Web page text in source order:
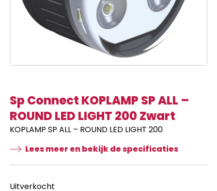
Sp Connect KOPLAMP SP ALL –
ROUND LED LIGHT 200 Zwart
KOPLAMP SP ALL – ROUND LED LIGHT 200
Lees meer en bekijk de specificaties
Uitverkocht